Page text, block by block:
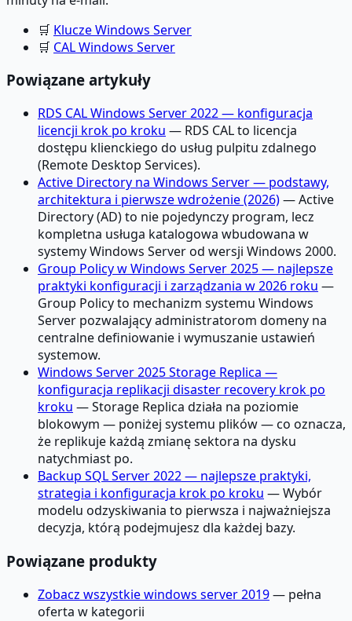
🛒 Klucze Windows Server
🛒 CAL Windows Server
Powiązane artykuły
RDS CAL Windows Server 2022 — konfiguracja
licencji krok po kroku — RDS CAL to licencja
dostępu klienckiego do usług pulpitu zdalnego
(Remote Desktop Services).
Active Directory na Windows Server — podstawy,
architektura i pierwsze wdrożenie (2026)— Active
Directory (AD) to nie pojedynczy program, lecz
kompletna usługa katalogowa wbudowana w
systemy Windows Server od wersji Windows 2000.
Group Policy w Windows Server 2025 — najlepsze
praktyki konfiguracji i zarządzania w 2026 roku —
Group Policy to mechanizm systemu Windows
Server pozwalający administratorom domeny na
centralne definiowanie i wymuszanie ustawień
systemow.
Windows Server 2025 Storage Replica —
konfiguracja replikacji disaster recovery krok po
kroku — Storage Replica działa na poziomie
blokowym — poniżej systemu plików — co oznacza,
że replikuje każdą zmianę sektora na dysku
natychmiast po.
Backup SQL Server 2022 — najlepsze praktyki,
strategia i konfiguracja krok po kroku — Wybór
modelu odzyskiwania to pierwsza i najważniejsza
decyzja, którą podejmujesz dla każdej bazy.
Powiązane produkty
Zobacz wszystkie windows server 2019— pełna
oferta w kategorii